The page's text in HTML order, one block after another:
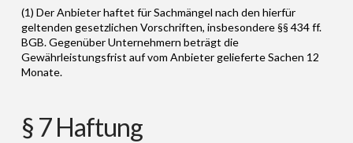
(1) Der Anbieter haftet für Sachmängel nach den hierfür
geltenden gesetzlichen Vorschriften, insbesondere §§ 434 ff.
BGB. Gegenüber Unternehmern beträgt die
Gewährleistungsfrist auf vom Anbieter gelieferte Sachen 12
Monate.
§ 7 Haftung